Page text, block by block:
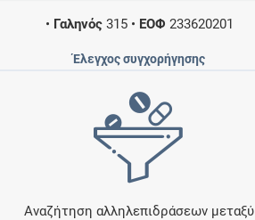
• Γαληνός315 • ΕΟΦ 233620201
Έλεγχος συγχορήγησης
Αναζήτηση αλληλεπιδράσεων μεταξύ